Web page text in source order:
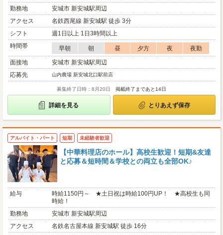
勤務地
安城市 新安城駅周辺
アクセス
名鉄西尾線 新安城駅 徒歩 3分
シフト
週1日以上 1日3時間以上
時間帯
早朝 朝 昼 夕方 夜
夜勤
面接地
安城市 新安城駅周辺
応募先
山内農場 新安城北口駅前店
募集終了日時：8月20日 掲載終了まであと14日
詳細を見る とりあえず保存
アルバイト・パート 短期 未経験者歓迎
【中華料理店のホール】⾼校⽣歓迎！短期&友達
と応募＆短時間＆学校との両⽴も全部OK♪
給与
時給1150円～ ★土日祝は時給100円UP！ ★高校生も同
時給！
勤務地
安城市 新安城駅周辺
アクセス
名鉄名古屋本線 新安城駅 徒歩 16分